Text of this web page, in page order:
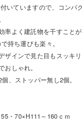
いていますので、コンパ
率よく建託物を干すこと
持ち運びも楽々。
ザインで見た目もスッキ
しゃれ。
、ストッパー無し2個。
・70×H111～160ｃｍ